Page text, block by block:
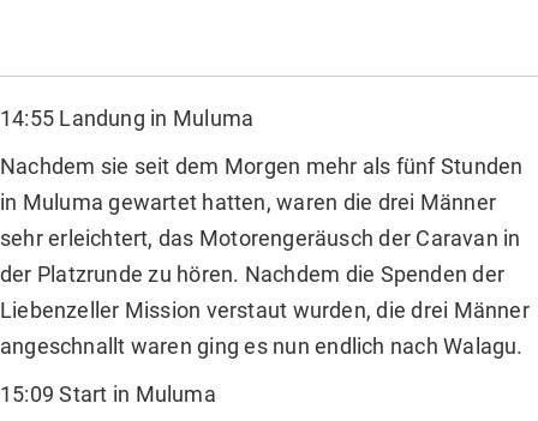
14:55 Landung in Muluma
Nachdem sie seit dem Morgen mehr als fünf Stunden
in Muluma gewartet hatten, waren die drei Männer
sehr erleichtert, das Motorengeräusch der Caravan in
der Platzrunde zu hören. Nachdem die Spenden der
Liebenzeller Mission verstaut wurden, die drei Männer
angeschnallt waren ging es nun endlich nach Walagu.
15:09 Start in Muluma